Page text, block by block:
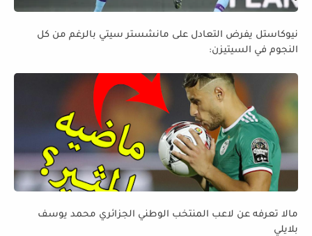
نيوكاستل يفرض التعادل على مانشستر سيتي بالرغم من كل
النجوم في السيتيزن:
مالا تعرفه عن لاعب المنتخب الوطني الجزائري محمد يوسف
بلايلي